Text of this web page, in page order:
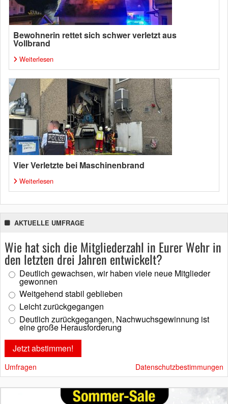
Bewohnerin rettet sich schwer verletzt aus
Vollbrand
Weiterlesen
Vier Verletzte bei Maschinenbrand
Weiterlesen
AKTUELLE UMFRAGE
Wie hat sich die Mitgliederzahl in Eurer Wehr in
den letzten drei Jahren entwickelt?
Deutlich gewachsen, wir haben viele neue Mitglieder
gewonnen
Weitgehend stabil geblieben
Leicht zurückgegangen
Deutlich zurückgegangen, Nachwuchsgewinnung ist
eine große Herausforderung
Umfragen Datenschutzbestimmungen